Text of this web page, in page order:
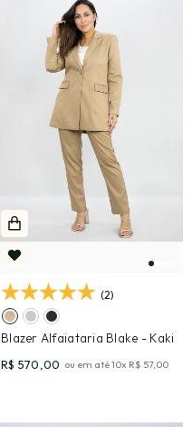
(2)
Blazer Alfaiataria Blake - Kaki
R$ 570,00 ou em até10x R$ 57,00